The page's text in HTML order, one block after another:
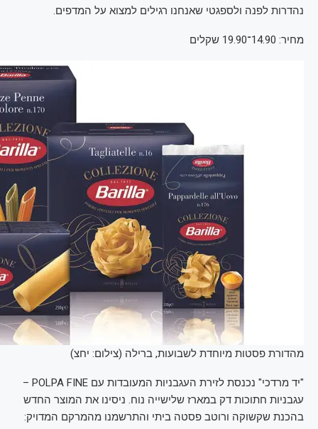
נהדרות לפנה ולספגטי שאנחנו רגילים למצוא על המדפים.
מחיר: 14.90־19.90 שקלים
מהדורת פסטות מיוחדת לשבועות, ברילה (צילום: יחצ)
"יד מרדכי" נכנסת לזירת העגבניות המעובדות עם POLPA FINE –
עגבניות חתוכות דק במארז שלישייה נוח. ניסינו את המוצר החדש
בהכנת שקשוקה ורוטב פסטה ביתי והתרשמנו מהמרקם המדויק: